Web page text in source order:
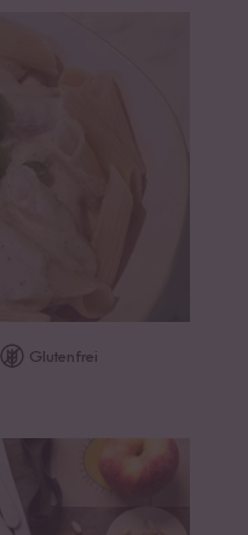
Glutenfrei